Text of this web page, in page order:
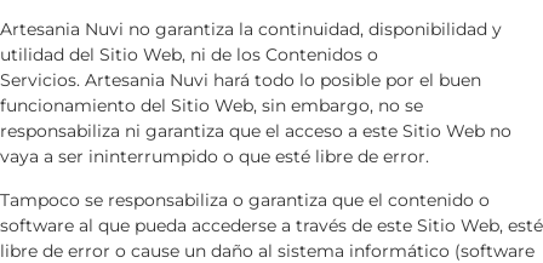
Artesania Nuvi no garantiza la continuidad, disponibilidad y
utilidad del Sitio Web, ni de los Contenidos o
Servicios. Artesania Nuvi hará todo lo posible por el buen
funcionamiento del Sitio Web, sin embargo, no se
responsabiliza ni garantiza que el acceso a este Sitio Web no
vaya a ser ininterrumpido o que esté libre de error.
Tampoco se responsabiliza o garantiza que el contenido o
software al que pueda accederse a través de este Sitio Web, esté
libre de error o cause un daño al sistema informático (software